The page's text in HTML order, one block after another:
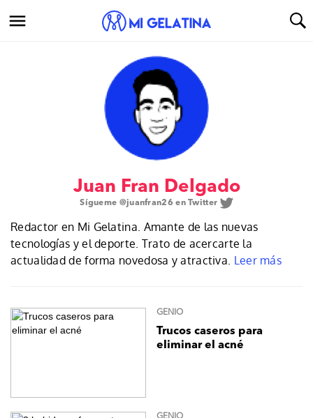
Juan Fran Delgado
Sígueme @juanfran26 enTwitter
Redactor en Mi Gelatina. Amante de las nuevas
tecnologías y el deporte. Trato de acercarte la
actualidad de forma novedosa y atractiva. Leer más
GENIO
Trucos caseros para
eliminar el acné